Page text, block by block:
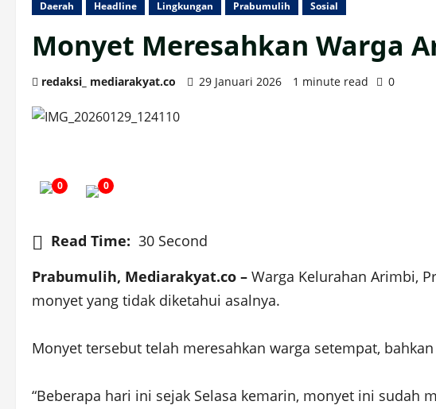
Daerah Headline Lingkungan Prabumulih Sosial
Monyet Meresahkan Warga
redaksi_ mediarakyat.co 29 Januari 2026 1 minute read 0
0 0
Read Time: 30 Second
Prabumulih, Mediarakyat.co – Warga Kelurahan Arimbi,
monyet yang tidak diketahui asalnya.
Monyet tersebut telah meresahkan warga setempat,
“Beberapa hari ini sejak Selasa kemarin, monyet ini sudah